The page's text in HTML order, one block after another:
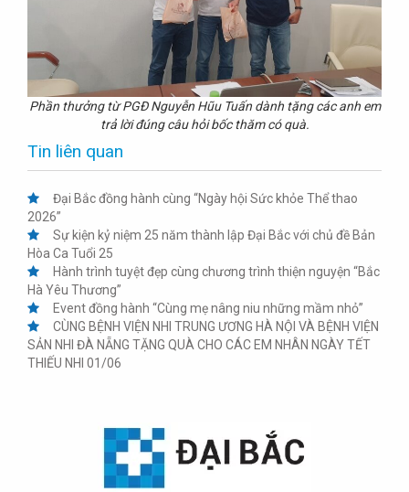
Phần thưởng từ PGĐ Nguyễn Hũu Tuấn dành tặng các anh em
trả lời đúng câu hỏi bốc thăm có quà.
Tin liên quan
Đại Bắc đồng hành cùng “Ngày hội Sức khỏe Thể thao
2026”
Sự kiện kỷ niệm 25 năm thành lập Đại Bắc với chủ đề Bản
Hòa Ca Tuổi 25
Hành trình tuyệt đẹp cùng chương trình thiện nguyện “Bắc
Hà Yêu Thương”
Event đồng hành “Cùng mẹ nâng niu những mầm nhỏ”
CÙNG BỆNH VIỆN NHI TRUNG ƯƠNG HÀ NỘI VÀ BỆNH VIỆN
SẢN NHI ĐÀ NẴNG TẶNG QUÀ CHO CÁC EM NHÂN NGÀY TẾT
THIẾU NHI 01/06